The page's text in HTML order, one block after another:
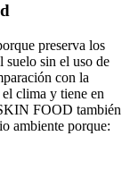
preserva los
suelo sin el uso de
con la
clima y tiene en
FOOD también
ambiente porque: